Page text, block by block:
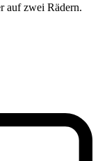
auf zwei Rädern.